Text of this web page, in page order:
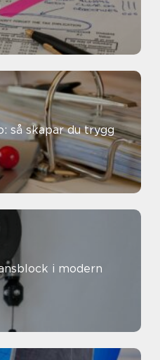
så skapar du trygg
i modern